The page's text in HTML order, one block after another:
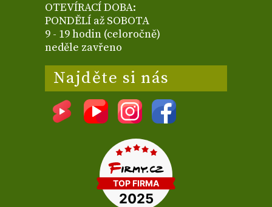
OTEVÍRACÍ DOBA:
PONDĚLÍ až SOBOTA
9 - 19 hodin (celoročně)
neděle zavřeno
Najděte si nás